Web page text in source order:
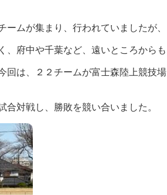
ームが集まり、行われていましたが、
、府中や千葉など、遠いところからも
回は、２２チームが富士森陸上競技場
対戦し、勝敗を競い合いました。